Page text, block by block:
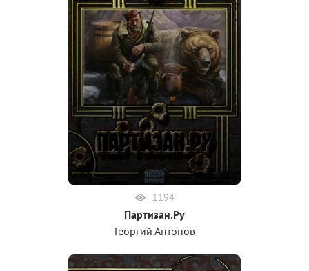
1194
Партизан.Ру
Георгий Антонов